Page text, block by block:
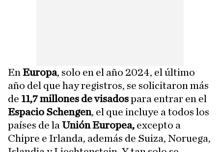
En Europa, solo en el año 2024, el último
año del que hay registros, se solicitaron más
de 11,7 millones de visadospara entrar en el
Espacio Schengen, el que incluye a todos los
países de la Unión Europea, excepto a
Chipre e Irlanda, además de Suiza, Noruega,